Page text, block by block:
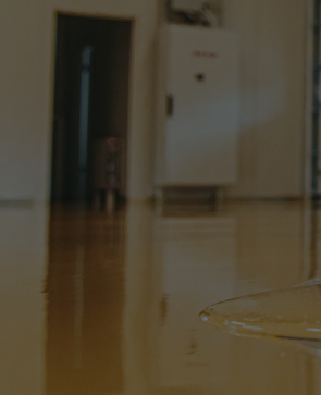
Disse cookies